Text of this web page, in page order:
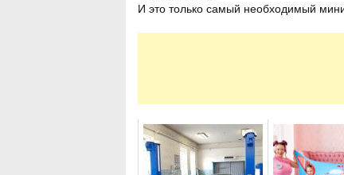
И это только самый необходимый